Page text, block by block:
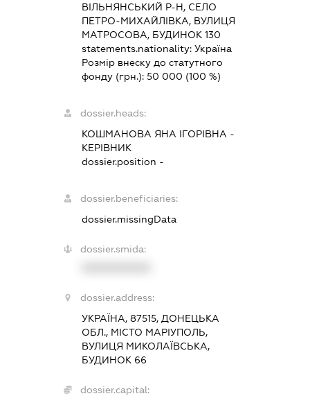
ВІЛЬНЯНСЬКИЙ Р-Н, СЕЛО
ПЕТРО-МИХАЙЛІВКА, ВУЛИЦЯ
МАТРОСОВА, БУДИНОК 130
statements.nationality: Україна
Розмір внеску до статутного
фонду (грн.): 50 000 (100 %)
dossier.heads:
КОШМАНОВА ЯНА ІГОРІВНА -
КЕРІВНИК
dossier.position -
dossier.beneficiaries:
dossier.missingData
dossier.smida:
dossier.address:
УКРАЇНА, 87515, ДОНЕЦЬКА
ОБЛ., МІСТО МАРІУПОЛЬ,
ВУЛИЦЯ МИКОЛАЇВСЬКА,
БУДИНОК 66
dossier.capital: